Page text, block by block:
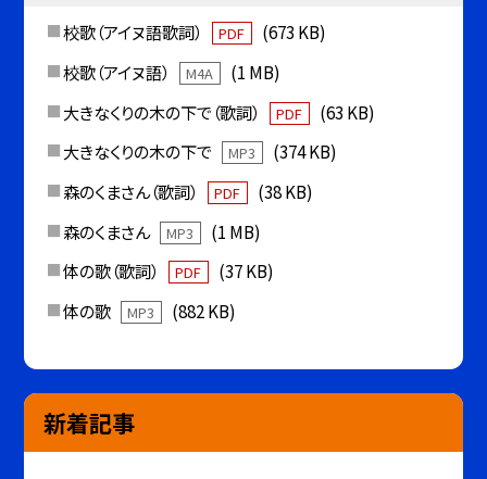
校歌（アイヌ語歌詞） PDF
(673 KB)
校歌（アイヌ語）
M4A
(1 MB)
大きなくりの木の下で（歌詞）
PDF
(63 KB)
大きなくりの木の下で
MP3
(374 KB)
森のくまさん（歌詞）
PDF
(38 KB)
森のくまさん
MP3
(1 MB)
体の歌（歌詞）
PDF
(37 KB)
体の歌
MP3 (882 KB)
新着記事